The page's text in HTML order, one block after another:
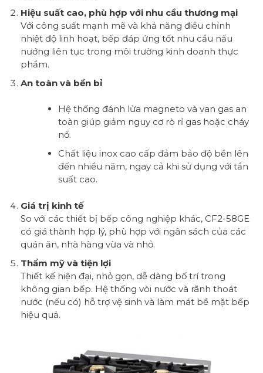
Hiệu suất cao, phù hợp với nhu cầu thương mại
Với công suất mạnh mẽ và khả năng điều chỉnh
nhiệt độ linh hoạt, bếp đáp ứng tốt nhu cầu nấu
nướng liên tục trong môi trường kinh doanh thực
phẩm.
An toàn và bền bỉ
Hệ thống đánh lửa magneto và van gas an
toàn giúp giảm nguy cơ rò rỉ gas hoặc cháy
nổ.
Chất liệu inox cao cấp đảm bảo độ bền lên
đến nhiều năm, ngay cả khi sử dụng với tần
suất cao.
Giá trị kinh tế
So với các thiết bị bếp công nghiệp khác, CF2-58GE
có giá thành hợp lý, phù hợp với ngân sách của các
quán ăn, nhà hàng vừa và nhỏ.
Thẩm mỹ và tiện lợi
Thiết kế hiện đại, nhỏ gọn, dễ dàng bố trí trong
không gian bếp. Hệ thống vòi nước và rãnh thoát
nước (nếu có) hỗ trợ vệ sinh và làm mát bề mặt bếp
hiệu quả.